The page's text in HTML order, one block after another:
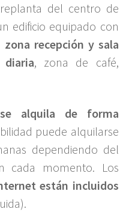
del centro de
edificio equipado con
zona recepción y sala
, zona de café,
se alquila de forma
puede alquilarse
dependiendo del
cada momento. Los
están incluidos